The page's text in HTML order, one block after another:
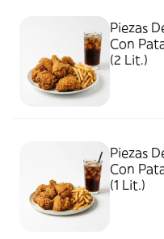
Piezas
Con
(2 Lit.)
Piezas
Con
(1 Lit.)